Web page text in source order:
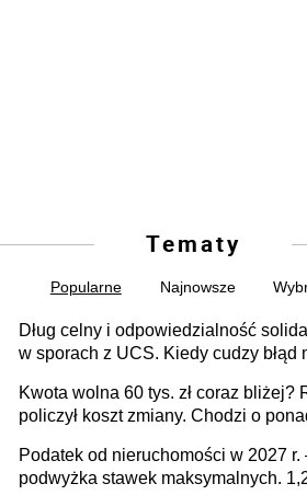
Tematy
Popularne Najnowsze
Dług celny i odpowiedzialność
w sporach z UCS. Kiedy cudzy błąd
Kwota wolna 60 tys. zł coraz bliżej?
policzył koszt zmiany. Chodzi o
Podatek od nieruchomości w 2027 r.
podwyżka stawek maksymalnych.